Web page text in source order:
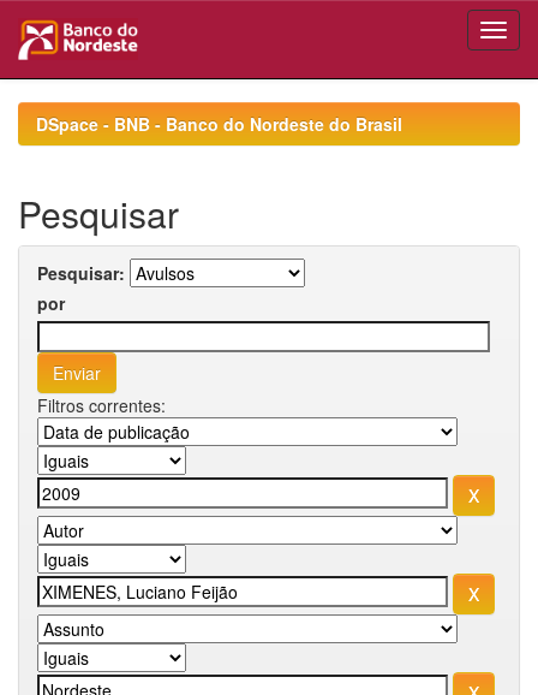
navigationDSpace - BNB - Banco do Nordeste do Brasil
Pesquisar
Pesquisar:
por
Filtros correntes: